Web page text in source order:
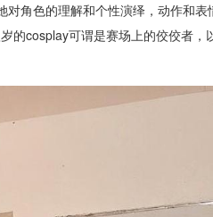
角色的理解和个性演绎，动作和表
的cosplay可谓是赛场上的佼佼者，